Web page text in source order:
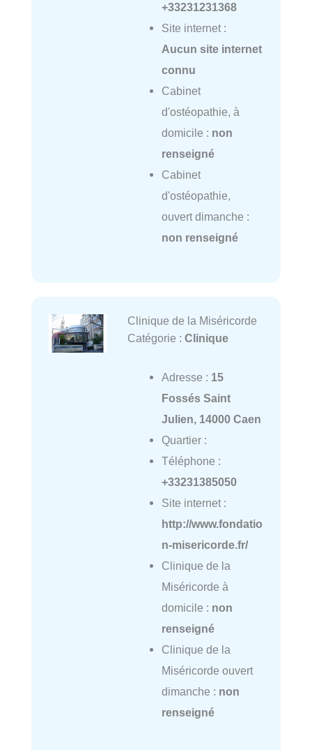
+33231231368
Site internet :
Aucun site internet
connu
Cabinet
d'ostéopathie, à
domicile : non
renseigné
Cabinet
d'ostéopathie,
ouvert dimanche :
non renseigné
Clinique de la Miséricorde
Catégorie : Clinique
Adresse : 15
Fossés Saint
Julien, 14000 Caen
Quartier :
Téléphone :
+33231385050
Site internet :
http://www.fondatio
n-misericorde.fr/
Clinique de la
Miséricorde à
domicile : non
renseigné
Clinique de la
Miséricorde ouvert
dimanche : non
renseigné